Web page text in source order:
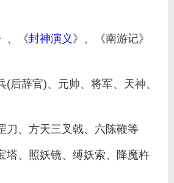
、《封神演义 》、《南游记》
(后辞官)、元帅、将军、天神、
刀、方天三叉戟、六陈鞭等
塔、照妖镜、缚妖索、降魔杵